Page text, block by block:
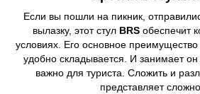
Если вы пошли на пикник,
вылазку, этот стул BRS обеспечит
условиях. Его основное преимущество
удобно складывается. И занимает
важно для туриста. Сложить и
представляет